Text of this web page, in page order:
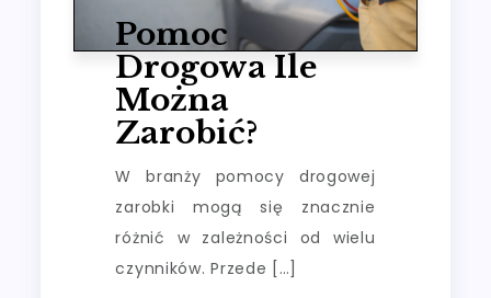
Pomoc
Drogowa Ile
Można
Zarobić?
W branży pomocy drogowej
zarobki mogą się znacznie
różnić w zależności od wielu
czynników. Przede […]